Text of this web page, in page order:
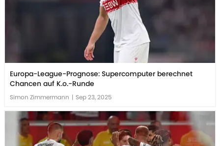
Europa-League-Prognose: Supercomputer berechnet
Chancen auf K.o.-Runde
Simon Zimmermann | Sep 23, 2025